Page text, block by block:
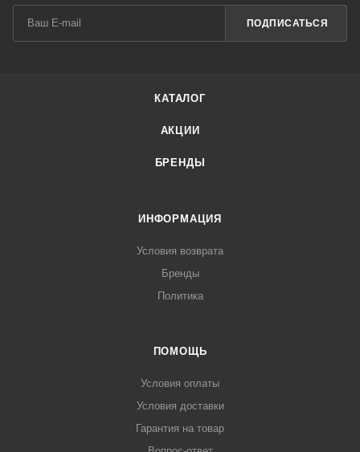
ПОДПИСАТЬСЯ
КАТАЛОГ
АКЦИИ
БРЕНДЫ
ИНФОРМАЦИЯ
Условия возврата
Бренды
Политика
ПОМОЩЬ
Условия оплаты
Условия доставки
Гарантия на товар